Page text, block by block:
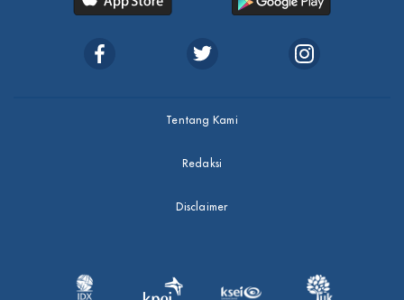
Tentang Kami
Redaksi
Disclaimer